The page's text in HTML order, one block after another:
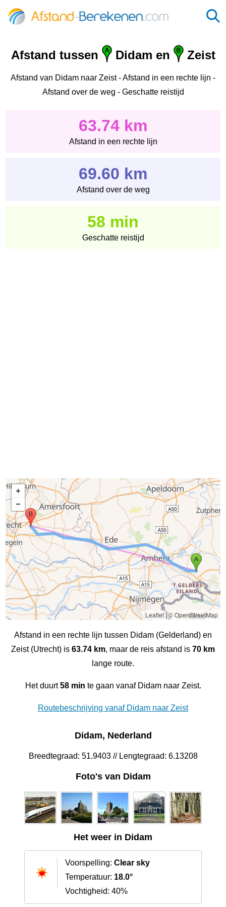
Afstand tussen Didam en Zeist
Afstand van Didam naar Zeist - Afstand in een rechte lijn -
Afstand over de weg - Geschatte reistijd
63.74 km
Afstand in een rechte lijn
69.60 km
Afstand over de weg
58 min
Geschatte reistijd
Leaflet|© OpenStreetMap
Afstand in een rechte lijn tussen Didam (Gelderland) en
Zeist (Utrecht) is 63.74 km, maar de reis afstand is 70 km
lange route.
Het duurt58 min te gaan vanaf Didam naar Zeist.
Routebeschrijving vanaf Didam naar Zeist
Didam, Nederland
Breedtegraad: 51.9403 // Lengtegraad: 6.13208
Foto's van Didam
Het weer in Didam
Voorspelling: Clear sky
Temperatuur: 18.0°
Vochtigheid: 40%